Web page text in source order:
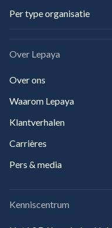
Per type organisatie
Over Lepaya
Over ons
Waarom Lepaya
Klantverhalen
Carrières
Pers & media
Kenniscentrum